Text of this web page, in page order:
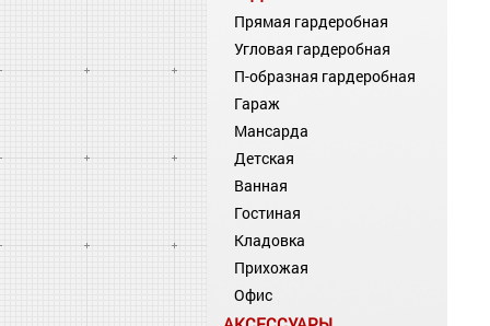
Прямая гардеробная
Угловая гардеробная
П-образная гардеробная
Гараж
Мансарда
Детская
Ванная
Гостиная
Кладовка
Прихожая
Офис